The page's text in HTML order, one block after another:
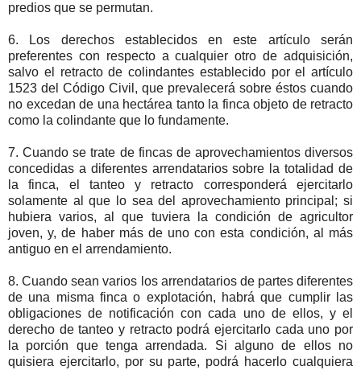
predios que se permutan.
6. Los derechos establecidos en este artículo serán
preferentes con respecto a cualquier otro de adquisición,
salvo el retracto de colindantes establecido por el artículo
1523 del Código Civil, que prevalecerá sobre éstos cuando
no excedan de una hectárea tanto la finca objeto de retracto
como la colindante que lo fundamente.
7. Cuando se trate de fincas de aprovechamientos diversos
concedidas a diferentes arrendatarios sobre la totalidad de
la finca, el tanteo y retracto corresponderá ejercitarlo
solamente al que lo sea del aprovechamiento principal; si
hubiera varios, al que tuviera la condición de agricultor
joven, y, de haber más de uno con esta condición, al más
antiguo en el arrendamiento.
8. Cuando sean varios los arrendatarios de partes diferentes
de una misma finca o explotación, habrá que cumplir las
obligaciones de notificación con cada uno de ellos, y el
derecho de tanteo y retracto podrá ejercitarlo cada uno por
la porción que tenga arrendada. Si alguno de ellos no
quisiera ejercitarlo, por su parte, podrá hacerlo cualquiera